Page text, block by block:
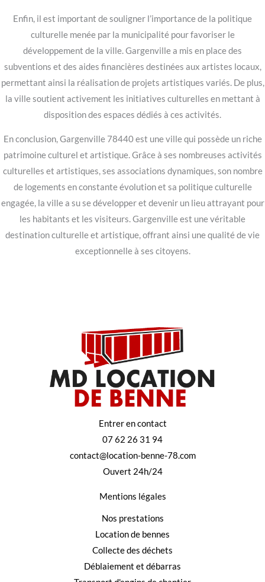
Enfin, il est important de souligner l’importance de la politique
culturelle menée par la municipalité pour favoriser le
développement de la ville. Gargenville a mis en place des
subventions et des aides financières destinées aux artistes locaux,
permettant ainsi la réalisation de projets artistiques variés. De plus,
la ville soutient activement les initiatives culturelles en mettant à
disposition des espaces dédiés à ces activités.
En conclusion, Gargenville 78440 est une ville qui possède un riche
patrimoine culturel et artistique. Grâce à ses nombreuses activités
culturelles et artistiques, ses associations dynamiques, son nombre
de logements en constante évolution et sa politique culturelle
engagée, la ville a su se développer et devenir un lieu attrayant pour
les habitants et les visiteurs. Gargenville est une véritable
destination culturelle et artistique, offrant ainsi une qualité de vie
exceptionnelle à ses citoyens.
Entrer en contact
07 62 26 31 94
contact@location-benne-78.com
Ouvert 24h/24
Mentions légales
Nos prestations
Location de bennes
Collecte des déchets
Déblaiement et débarras